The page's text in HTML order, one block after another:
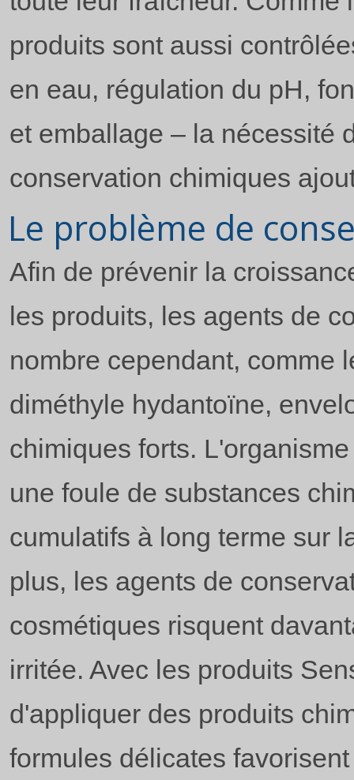
produits sont aussi
en eau, régulation du pH,
et emballage – la nécessité
conservation chimiques
Le problème de
Afin de prévenir la
les produits, les agents de
nombre cependant, comme
diméthyle hydantoïne,
chimiques forts.
une foule de substances
cumulatifs à long terme sur
plus, les agents de
cosmétiques risquent
irritée. Avec les produits
d'appliquer des produits
formules délicates